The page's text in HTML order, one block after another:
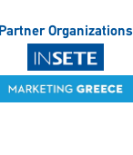
Partner Organizations